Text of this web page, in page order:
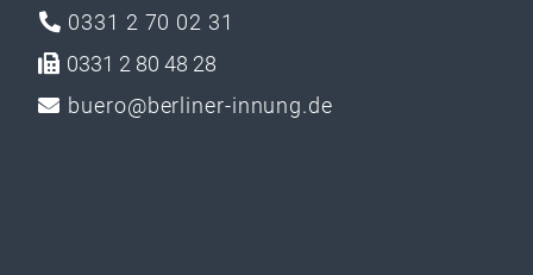
0331 2 70 02 31
0331 2 80 48 28
buero@berliner-innung.de